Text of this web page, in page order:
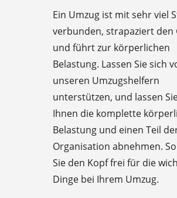
Ein Umzug ist mit sehr viel
verbunden, strapaziert den
und führt zur körperlichen
Belastung. Lassen Sie sich
unseren Umzugshelfern
unterstützen, und lassen
Ihnen die komplette
Belastung und einen Teil
Organisation abnehmen.
Sie den Kopf frei für die
Dinge bei Ihrem Umzug.